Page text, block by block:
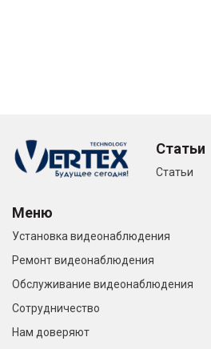
Статьи
Статьи
Меню
Установка видеонаблюдения
Ремонт видеонаблюдения
Обслуживание видеонаблюдения
Сотрудничество
Нам доверяют